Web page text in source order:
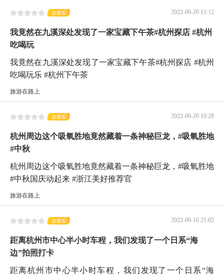
2022-08-20 11:12
金骆驼
我竟然在九溪深处发现了一家宝藏下午茶#杭州探店 #杭州
吃喝玩
我竟然在九溪深处发现了一家宝藏下午茶#杭州探店 #杭州
吃喝玩乐 #杭州下午茶
旅游在路上
2022-08-20 10:28
金骆驼
杭州周边这个吸氧胜地竟然藏着一条神秘巨龙，#吸氧胜地
#中秋
杭州周边这个吸氧胜地竟然藏着一条神秘巨龙，#吸氧胜地
#中秋国庆动起来 #浙江美好推荐官
旅游在路上
2022-08-16 21:02
金骆驼
距离杭州市中心半小时车程，我们发现了一个日系“海
边”拍照打卡
距离杭州市中心半小时车程，我们发现了一个日系“海